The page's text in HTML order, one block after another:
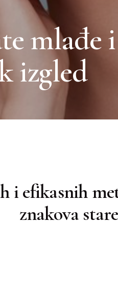
mlađe i
izgled
i efikasnih
znakova